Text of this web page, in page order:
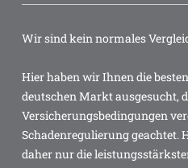
Wir sind kein normales
Hier haben wir Ihnen die
deutschen Markt ausgesucht,
Versicherungsbedingungen
Schadenregulierung geachtet.
daher nur die